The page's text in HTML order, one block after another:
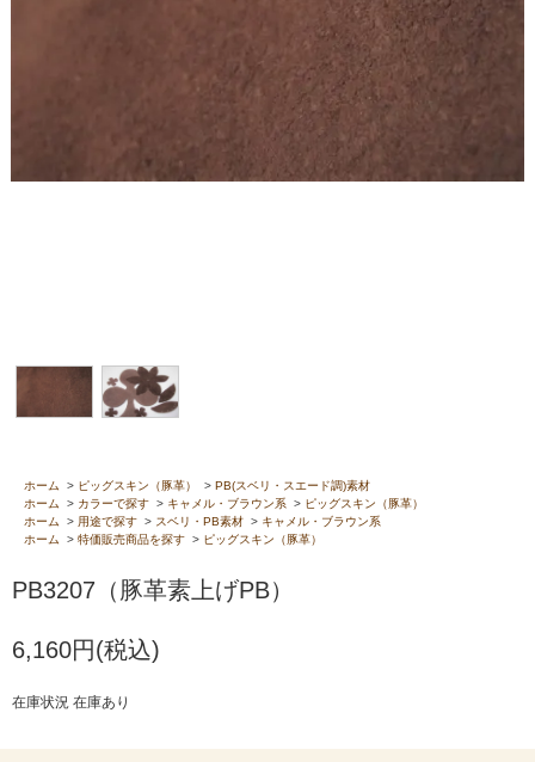
ホーム > ピッグスキン（豚革） > PB(スベリ・スエード調)素材
ホーム
> カラーで探す > キャメル・ブラウン系 > ピッグスキン（豚革）
ホーム
> 用途で探す > スベリ・PB素材 > キャメル・ブラウン系
ホーム
> 特価販売商品を探す > ピッグスキン（豚革）
PB3207（豚革素上げPB）
6,160円(税込)
在庫状況 在庫あり